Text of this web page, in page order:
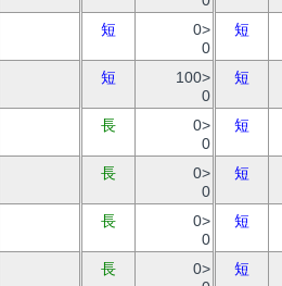
短
0>
0
短
短
100>
0
短
長
0>
0
短
長
0>
0
短
長
0>
0
短
長
0>
短